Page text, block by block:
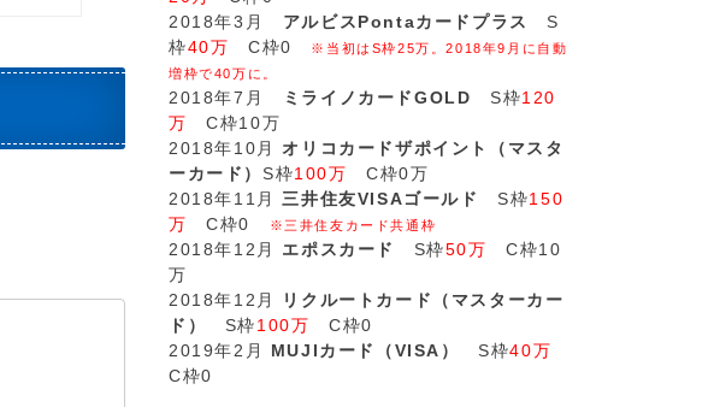
2018年3月 アルビスPontaカードプラス
S
枠40万 C枠0
※当初はS枠25万。2018年9月に自動
増枠で40万に。
2018年7月 ミライノカードGOLD S枠120
万
C枠10万
2018年10月オリコカードザポイント（マスタ
ーカード） S枠100万
C枠0万
2018年11月 三井住友VISAゴールド S枠150
万
C枠0 ※三井住友カード共通枠
2018年12月 エポスカード S枠50万
C枠10
万
2018年12月
リクルートカード（マスターカー
ド） S枠100万 C枠0
2019年2月 MUJIカード（VISA） S枠40万
C枠0